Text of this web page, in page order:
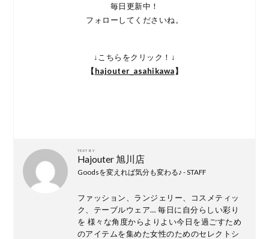
毎日更新中！
フォローしてくださいね。
↓こちらをクリック！↓
【hajouter_asahikawa】
TEXT BY
Hajouter 旭川店
Goodsを変えれば気分も変わる♪ - STAFF
ファッション、ランジェリー、コスメティッ
ク、テーブルウェア… 毎日に自分らしい彩り
を 様々な角度からよりよい今日を過ごすため
のアイテムを集めた女性のためのセレクトシ